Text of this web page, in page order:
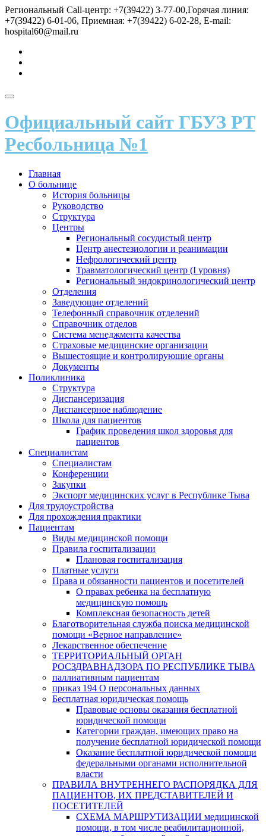
Перейти
к
содержимому
Региональный Call-центр: +7(39422) 3-77-00,Горячая линия:
+7(39422) 6-01-06, Приемная: +7(39422) 6-02-28, E-mail:
hospital60@mail.ru
Показать/
навигацию
Официальный сайт ГБУЗ РТ
Ресбольница №1
Главная
О больнице
История больницы
Руководство
Структура
Центры
Региональный сосудистый центр
Центр анестезиологии и реанимации
Нефрологический центр
Травматологический центр (I уровня)
Региональный эндокринологический центр
Отделения
Заведующие отделений
Телефонный справочник отделений
Справочник отделов
Система менеджмента качества
Страховые медицинские организации
Вышестоящие и контролирующие органы
Документы
Поликлиника
Структура
Диспансеризация
Диспансерное наблюдение
Школа для пациентов
График проведения школ здоровья для
пациентов
Специалистам
Специалистам
Конференции
Закупки
Экспорт медицинских услуг в Республике Тыва
Для трудоустройства
Для прохождения практики
Пациентам
Виды медицинской помощи
Правила госпитализации
Плановая госпитализация
Платные услуги
Права и обязанности пациентов и посетителей
О правах ребенка на бесплатную
медицинскую помощь
Комплексная безопасность детей
Благотворительная служба поиска медицинской
помощи «Верное направление»
Лекарственное обеспечение
ТЕРРИТОРИАЛЬНЫЙ ОРГАН
РОСЗДРАВНАДЗОРА ПО РЕСПУБЛИКЕ ТЫВА
паллиативным пациентам
приказ 194 О персональных данных
Бесплатная юридическая помощь
Правовые основы оказания бесплатной
юридической помощи
Категории граждан, имеющих право на
получение бесплатной юридической помощи
Оказание бесплатной юридической помощи
федеральными органами исполнительной
власти
ПРАВИЛА ВНУТРЕННЕГО РАСПОРЯДКА ДЛЯ
ПАЦИЕНТОВ, ИХ ПРЕДСТАВИТЕЛЕЙ И
ПОСЕТИТЕЛЕЙ
СХЕМА МАРШРУТИЗАЦИИ медицинской
помощи, в том числе реабилитационной,